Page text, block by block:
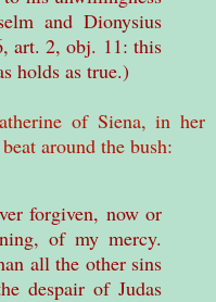
and Dionysius
art. 2, obj. 11: this
holds as true.)
of Siena, in her
around the bush:
forgiven, now or
of my mercy.
all the other sins
despair of Judas